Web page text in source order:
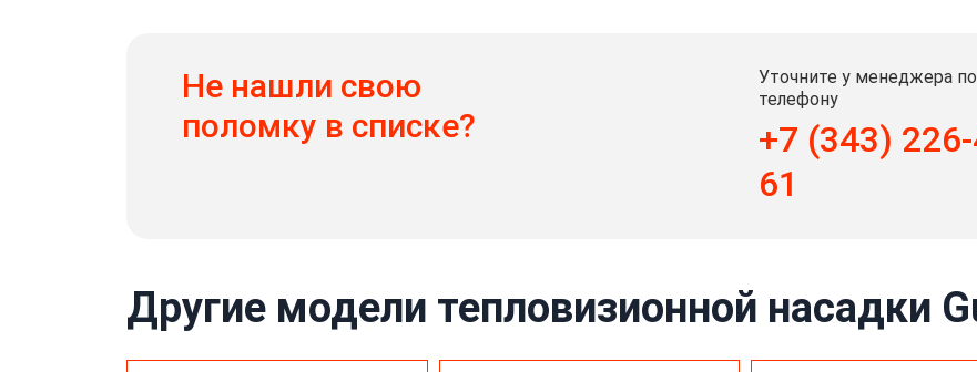
Не нашли свою
поломку в списке?
Уточните у менеджера по
телефону
+7 (343)
61
Другие модели тепловизионной насадки